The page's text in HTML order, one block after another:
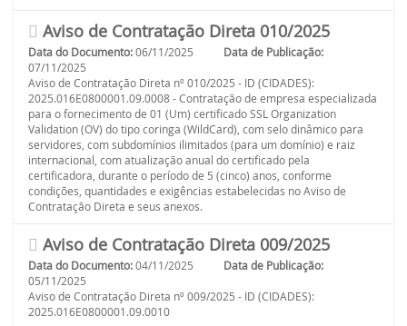
Aviso de Contratação Direta 010/2025
Data do Documento: 06/11/2025
Data de Publicação:
07/11/2025
Aviso de Contratação Direta nº 010/2025 - ID (CIDADES):
2025.016E0800001.09.0008 - Contratação de empresa especializada
para o fornecimento de 01 (Um) certificado SSL Organization
Validation (OV) do tipo coringa (WildCard), com selo dinâmico para
servidores, com subdomínios ilimitados (para um domínio) e raiz
internacional, com atualização anual do certificado pela
certificadora, durante o período de 5 (cinco) anos, conforme
condições, quantidades e exigências estabelecidas no Aviso de
Contratação Direta e seus anexos.
Aviso de Contratação Direta 009/2025
Data do Documento: 04/11/2025
Data de Publicação:
05/11/2025
Aviso de Contratação Direta nº 009/2025 - ID (CIDADES):
2025.016E0800001.09.0010